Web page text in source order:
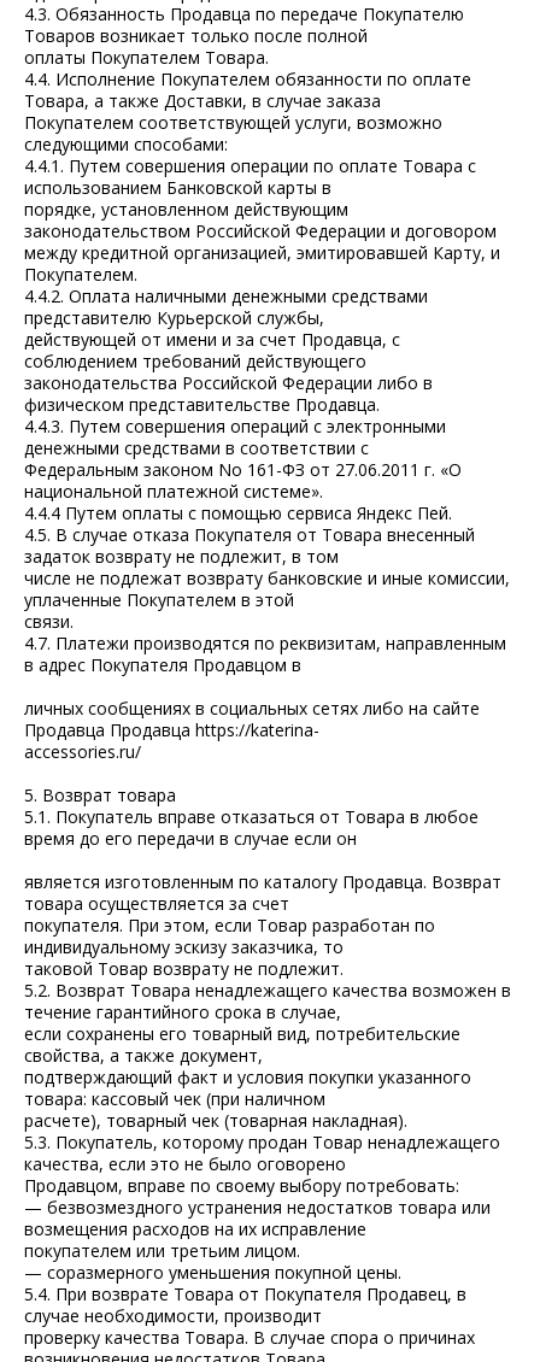
4.3. Обязанность Продавца по передаче Покупателю
Товаров возникает только после полной
оплаты Покупателем Товара.
4.4. Исполнение Покупателем обязанности по оплате
Товара, а также Доставки, в случае заказа
Покупателем соответствующей услуги, возможно
следующими способами:
4.4.1. Путем совершения операции по оплате Товара с
использованием Банковской карты в
порядке, установленном действующим
законодательством Российской Федерации и договором
между кредитной организацией, эмитировавшей Карту, и
Покупателем.
4.4.2. Оплата наличными денежными средствами
представителю Курьерской службы,
действующей от имени и за счет Продавца, с
соблюдением требований действующего
законодательства Российской Федерации либо в
физическом представительстве Продавца.
4.4.3. Путем совершения операций с электронными
денежными средствами в соответствии с
Федеральным законом No 161-ФЗ от 27.06.2011 г. «О
национальной платежной системе».
4.4.4 Путем оплаты с помощью сервиса Яндекс Пей.
4.5. В случае отказа Покупателя от Товара внесенный
задаток возврату не подлежит, в том
числе не подлежат возврату банковские и иные комиссии,
уплаченные Покупателем в этой
связи.
4.7. Платежи производятся по реквизитам, направленным
в адрес Покупателя Продавцом в
личных сообщениях в социальных сетях либо на сайте
Продавца Продавца https://katerina-
accessories.ru/
5. Возврат товара
5.1. Покупатель вправе отказаться от Товара в любое
время до его передачи в случае если он
является изготовленным по каталогу Продавца. Возврат
товара осуществляется за счет
покупателя. При этом, если Товар разработан по
индивидуальному эскизу заказчика, то
таковой Товар возврату не подлежит.
5.2. Возврат Товара ненадлежащего качества возможен в
течение гарантийного срока в случае,
если сохранены его товарный вид, потребительские
свойства, а также документ,
подтверждающий факт и условия покупки указанного
товара: кассовый чек (при наличном
расчете), товарный чек (товарная накладная).
5.3. Покупатель, которому продан Товар ненадлежащего
качества, если это не было оговорено
Продавцом, вправе по своему выбору потребовать:
— безвозмездного устранения недостатков товара или
возмещения расходов на их исправление
покупателем или третьим лицом.
— соразмерного уменьшения покупной цены.
5.4. При возврате Товара от Покупателя Продавец, в
случае необходимости, производит
проверку качества Товара. В случае спора о причинах